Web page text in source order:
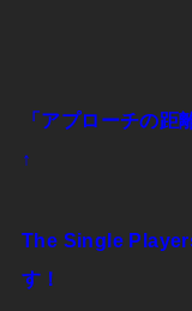
「アプローチの
↑
The Single
す！